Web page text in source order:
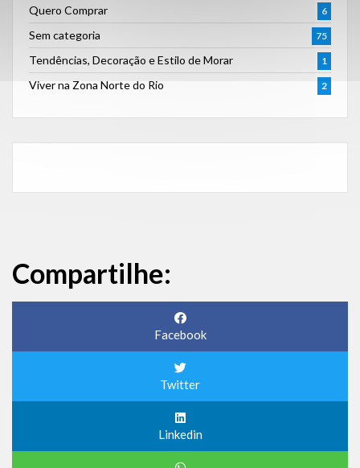
Quero Comprar 6
Sem categoria 75
Tendências, Decoração e Estilo de Morar 1
Viver na Zona Norte do Rio 2
Compartilhe:
Facebook
Twitter
Linkedin